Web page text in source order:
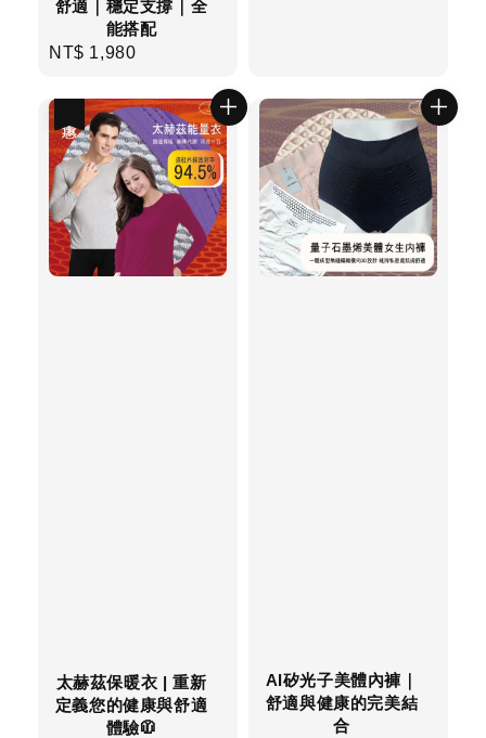
舒適｜穩定支撐｜全
能搭配
Regular
NT$ 1,980
太赫茲保暖衣 | 重新
定義您的健康與舒適
體驗🧥
AI矽光子美體內褲｜
舒適與健康的完美結
合